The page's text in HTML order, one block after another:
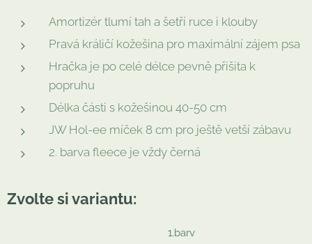
Amortizér tlumí tah a šetří ruce i klouby
Pravá králičí kožešina pro maximální zájem psa
Hračka je po celé délce pevně přišita k
popruhu
Délka části s kožešinou 40-50 cm
JW Hol-ee míček 8 cm pro ještě vetší zábavu
2. barva fleece je vždy černá
Zvolte si variantu:
1.barv